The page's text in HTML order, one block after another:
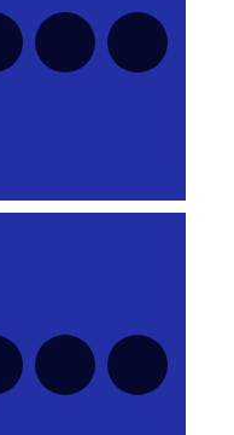
NOIR
23 40O